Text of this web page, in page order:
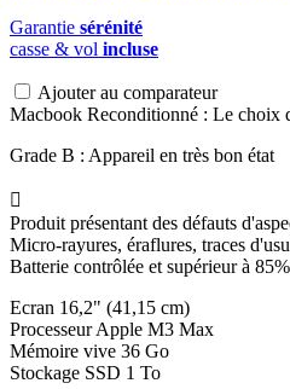
Garantie sérénité
casse & vol incluse
Ajouter au comparateur
Macbook Reconditionné : Le choix
Grade B : Appareil en très bon état

Produit présentant des défauts
Micro-rayures, éraflures, traces
Batterie contrôlée et supérieur à
Ecran 16,2" (41,15 cm)
Processeur Apple M3 Max
Mémoire vive 36 Go
Stockage SSD 1 To